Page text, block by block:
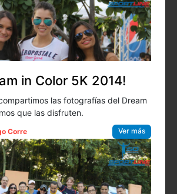
in Color 5K 2014!
las fotografías del Dream
que las disfruten.
Corre Ver más